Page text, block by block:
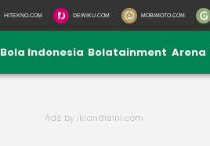
HITEKNO.COM DEWIKU.COM MOBIMOTO.COM
Bola Indonesia Bolatainment Arena